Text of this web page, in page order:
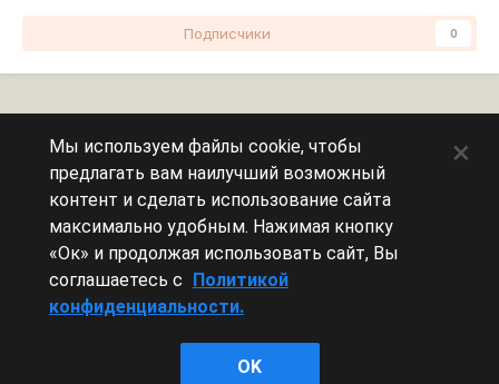
Подписчики 0
Сейчас на странице
Эту страницу никто не просматривает.
Леста Игры
Powered by Invision Community
Мы используем файлы cookie, чтобы
предлагать вам наилучший возможный
контент и сделать использование сайта
максимально удобным. Нажимая кнопку
«Ок» и продолжая использовать сайт, Вы
соглашаетесь с Политикой
конфиденциальности.
OK
×